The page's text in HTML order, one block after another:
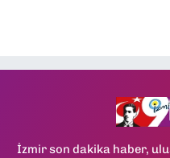
İzmir son dakika haber,